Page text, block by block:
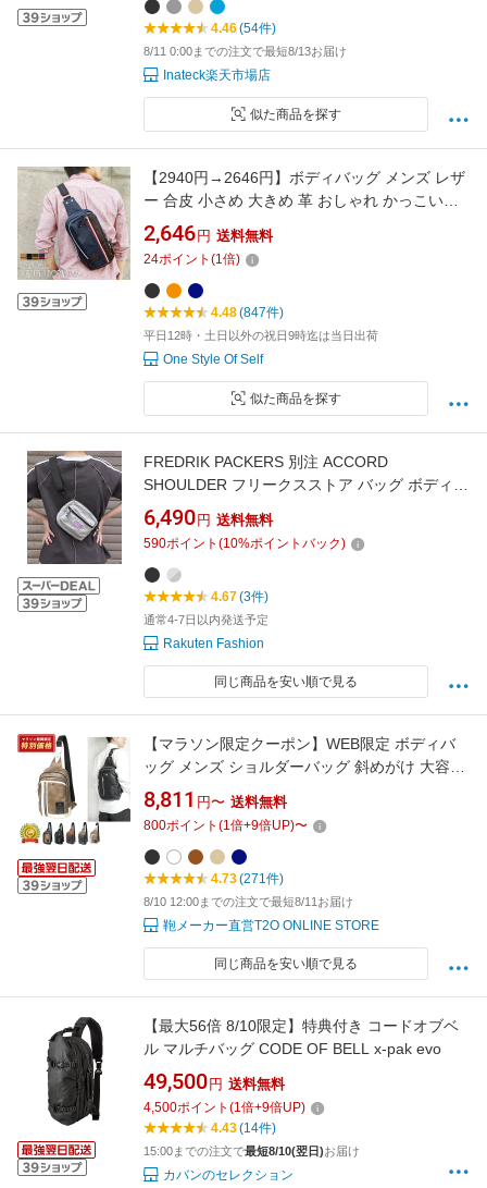
4.46(54件)
8/11 0:00までの注文で最短8/13お届け
Inateck楽天市場店
似た商品を探す
【2940円→2646円】ボディバッグ メンズ レザ
ー 合皮 小さめ 大きめ 革 おしゃれ かっこいい
大容量 斜め掛けバッグ ワンショルダーバッグ
2way ショルダーバッグ ワンショルダー 斜めが
け 縦型 通勤 通学 軽い 軽量 旅行 ミニ シンプル
黒 プレゼント
2,646 円 送料無料
24ポイント (1倍)
4.48(847件)
平日12時・土日以外の祝日9時迄は当日出荷
One Style Of Self
似た商品を探す
FREDRIK PACKERS 別注 ACCORD
SHOULDER フリークスストア バッグ ボディバ
ッグ・ウエストポーチ ブラック シルバー【送
料無料】
6,490 円 送料無料
590ポイント (10%ポイントバック)
4.67(3件)
通常4-7日以内発送予定
Rakuten Fashion
同じ商品を安い順で見る
【マラソン限定クーポン】WEB限定 ボディバ
ッグ メンズ ショルダーバッグ 斜めがけ 大容量
軽量 軽い かっこいい ブランド ワンショルダー
バッグ 鞄 きれいめ 高級感 おしゃれ 男性 大人
旅行 トラベル プレゼント 実用的 ギフト 父の日
誕生日 旦那 パパ 30代 40代
8,811 円〜 送料無料
800ポイント (1倍+9倍UP)〜
4.73(271件)
8/10 12:00までの注文で最短8/11お届け
鞄メーカー直営T2O ONLINE STORE
同じ商品を安い順で見る
【最大56倍 8/10限定】特典付き コードオブベ
ル マルチバッグ CODE OF BELL x-pak evo
49,500 円 送料無料
4,500ポイント (1倍+9倍UP)
4.43(14件)
15:00までの注文で最短8/10(翌日)お届け
カバンのセレクション